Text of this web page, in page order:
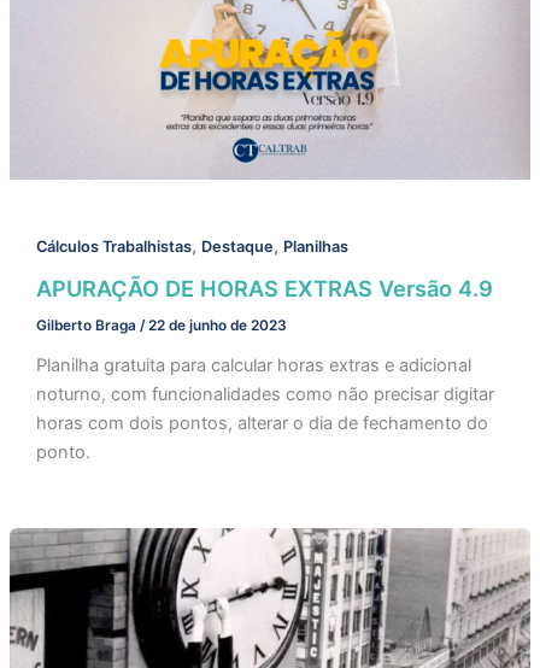
Cálculos Trabalhistas, Destaque, Planilhas
APURAÇÃO DE HORAS EXTRAS Versão 4.9
Gilberto Braga /22 de junho de 2023
Planilha gratuita para calcular horas extras e adicional
noturno, com funcionalidades como não precisar digitar
horas com dois pontos, alterar o dia de fechamento do
ponto.